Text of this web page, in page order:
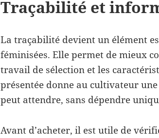
Traçabilité et
La traçabilité devient un élément
féminisées. Elle permet de mieux
travail de sélection et les
présentée donne au cultivateur
peut attendre, sans dépendre
Avant d’acheter, il est utile de